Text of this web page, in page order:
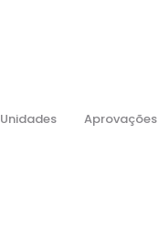
Unidades Aprovações